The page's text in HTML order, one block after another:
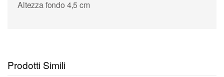
Altezza fondo 4,5 cm
Prodotti Simili